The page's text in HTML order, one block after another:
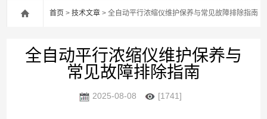
首页 >技术文章 > 全自动平行浓缩仪维护保养与常见故障排除指南
全自动平行浓缩仪维护保养与
常见故障排除指南
2025-08-08 [1741]